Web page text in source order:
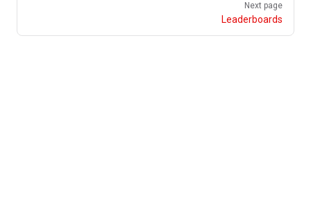
Next page
Leaderboards